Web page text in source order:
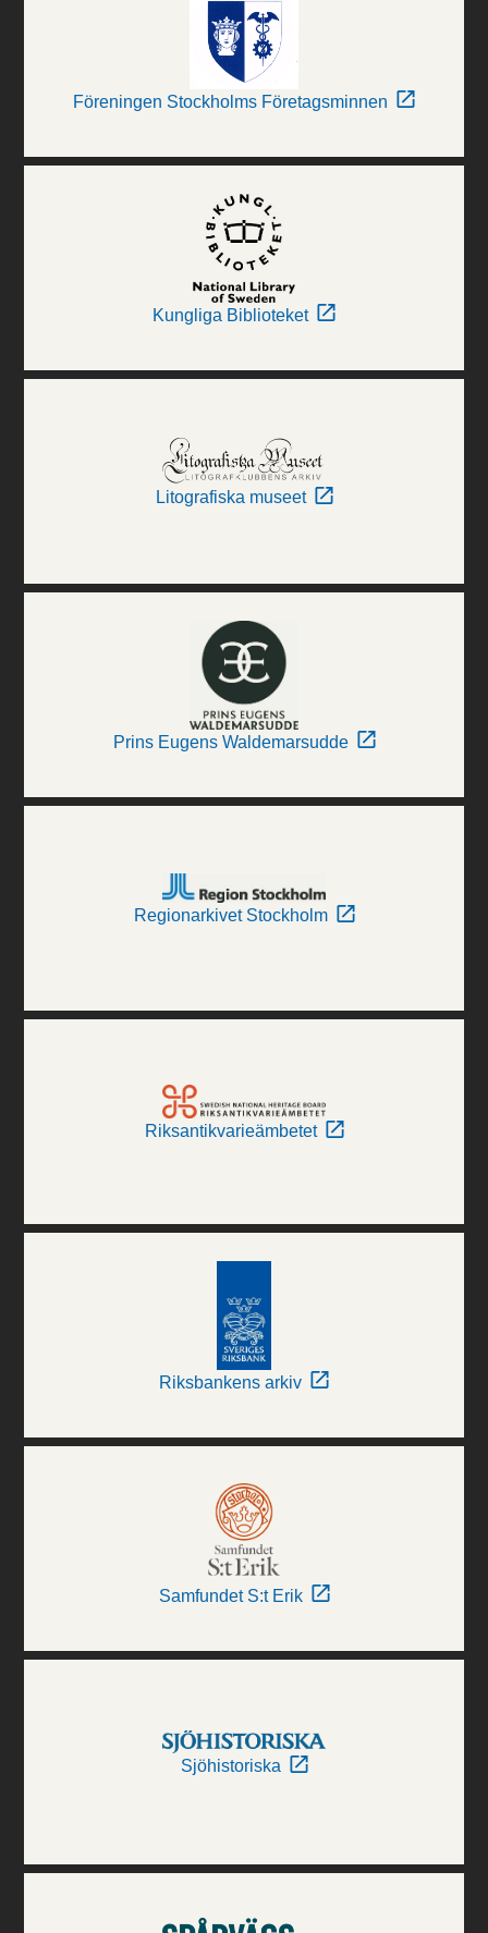
Föreningen Stockholms Företagsminnen
Kungliga Biblioteket
Litografiska museet
Prins Eugens Waldemarsudde
Regionarkivet Stockholm
Riksantikvarieämbetet
Riksbankens arkiv
Samfundet S:t Erik
Sjöhistoriska